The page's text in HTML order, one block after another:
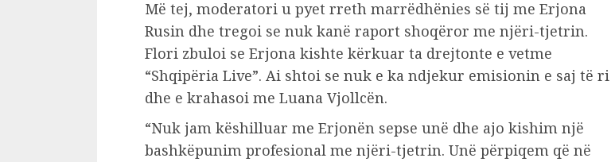
Më tej, moderatori u pyet rreth marrëdhënies së tij me Erjona
Rusin dhe tregoi se nuk kanë raport shoqëror me njëri-tjetrin.
Flori zbuloi se Erjona kishte kërkuar ta drejtonte e vetme
“Shqipëria Live”. Ai shtoi se nuk e ka ndjekur emisionin e saj të ri
dhe e krahasoi me Luana Vjollcën.
“Nuk jam këshilluar me Erjonën sepse unë dhe ajo kishim një
bashkëpunim profesional me njëri-tjetrin. Unë përpiqem që në